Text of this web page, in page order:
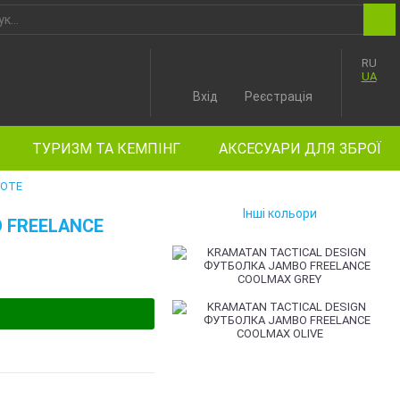
RU
UA
Вхід Реєстрація
ТУРИЗМ ТА КЕМПІНГ АКСЕСУАРИ ДЛЯ ЗБРОЇ
Інші кольори